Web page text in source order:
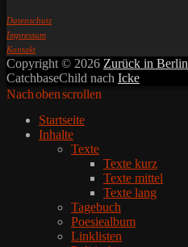
Datenschutz
Impressum
Kontakt
Copyright © 2026 Zurück in Berlin
CatchbaseChild nach Icke
Nach oben scrollen
Startseite
Inhalte
Texte
Texte kurz
Texte mittel
Texte lang
Tagebuch
Poesiealbum
Linklisten